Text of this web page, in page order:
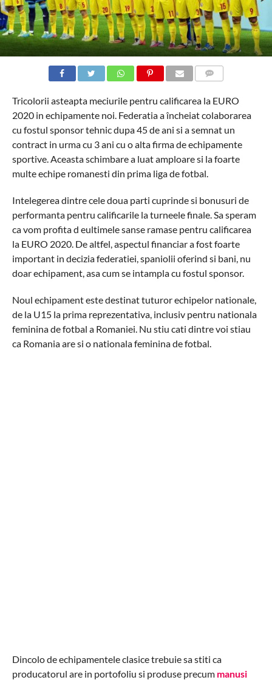
Tricolorii asteapta meciurile pentru calificarea la EURO
2020 in echipamente noi. Federatia a încheiat colaborarea
cu fostul sponsor tehnic dupa 45 de ani si a semnat un
contract in urma cu 3 ani cu o alta firma de echipamente
sportive. Aceasta schimbare a luat amploare si la foarte
multe echipe romanesti din prima liga de fotbal.
Intelegerea dintre cele doua parti cuprinde si bonusuri de
performanta pentru calificarile la turneele finale. Sa speram
ca vom profita d eultimele sanse ramase pentru calificarea
la EURO 2020. De altfel, aspectul financiar a fost foarte
important in decizia federatiei, spaniolii oferind si bani, nu
doar echipament, asa cum se intampla cu fostul sponsor.
Noul echipament este destinat tuturor echipelor nationale,
de la U15 la prima reprezentativa, inclusiv pentru nationala
feminina de fotbal a Romaniei. Nu stiu cati dintre voi stiau
ca Romania are si o nationala feminina de fotbal.
Dincolo de echipamentele clasice trebuie sa stiti ca
producatorul are in portofoliu si produse precum manusi